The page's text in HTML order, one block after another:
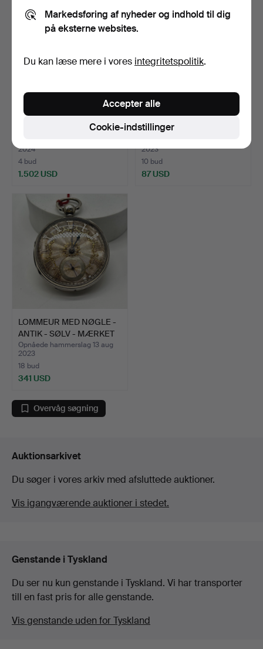
ANTIKT LOMMEUR TIL
2024
4 bud
1.502 USD
MEGET FLOT LOMMEUR -
800 SØLV - STEMPLET -…
2023
10 bud
87 USD
LOMMEUR MED NØGLE -
ANTIK - SØLV - MÆRKET
…
Opnåede hammerslag 13 aug
2023
18 bud
341 USD
Overvåg søgning
Auktionsarkivet
Du søger i vores arkiv med afsluttede auktioner.
Vis igangværende auktioner i stedet.
Genstande i Tyskland
Du ser nu kun genstande i Tyskland. Vi har transporter
till en fast pris for alle genstande.
Vis genstande uden for Tyskland
Markedsføring af nyheder og indhold til dig
på eksterne websites.
Du kan læse mere i vores integritetspolitik.
Cookie-indstillinger
Accepter alle